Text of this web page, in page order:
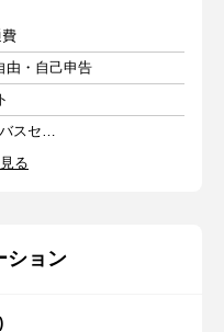
費
由・自己申告
(1)さっぽろ駅 (2)バスセンター前駅
る
ション